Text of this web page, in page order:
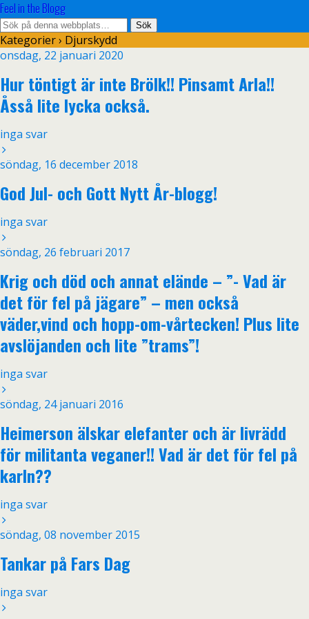
Feel in the Blogg
Kategorier › Djurskydd
onsdag, 22 januari 2020
Hur töntigt är inte Brölk!! Pinsamt Arla!!
Åsså lite lycka också.
inga svar
söndag, 16 december 2018
God Jul- och Gott Nytt År-blogg!
inga svar
söndag, 26 februari 2017
Krig och död och annat elände – ”- Vad är
det för fel på jägare” – men också
väder,vind och hopp-om-vårtecken! Plus lite
avslöjanden och lite ”trams”!
inga svar
söndag, 24 januari 2016
Heimerson älskar elefanter och är livrädd
för militanta veganer!! Vad är det för fel på
karln??
inga svar
söndag, 08 november 2015
Tankar på Fars Dag
inga svar